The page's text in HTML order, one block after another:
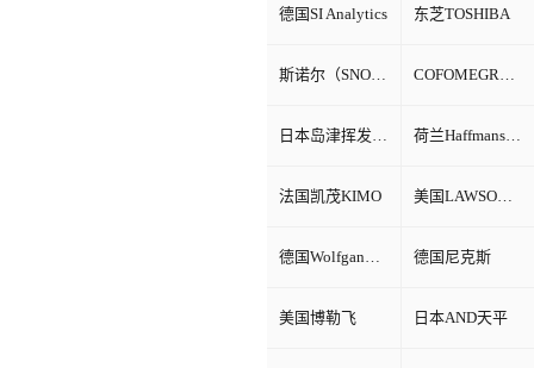
德国SI Analytics 东芝TOSHIBA
斯诺尔（SNOL） COFOMEGRA盐雾腐蚀试验箱
日本岛津挥发性有机物VOC检测 荷兰Haffmans（哈夫曼）
法国凯茂KIMO 美国LAWSON劳森海默菲尔
德国Wolfgang Warmbier 德国尼克斯
美国博勒飞 日本AND天平